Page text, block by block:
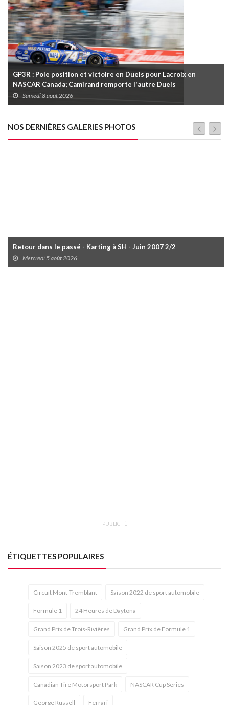
GP3R : Pole position et victoire en Duels pour Lacroix en
NASCAR Canada; Camirand remporte l'autre Duels
Samedi 8 août 2026
NOS DERNIÈRES GALERIES PHOTOS
Retour dans le passé - Karting à SH - Juin 2007 2/2
Mercredi 5 août 2026
PUBLICITÉ
ÉTIQUETTES POPULAIRES
Circuit Mont-Tremblant Saison 2022 de sport automobile
Formule 1 24 Heures de Daytona
Grand Prix de Trois-Rivières Grand Prix de Formule 1
Saison 2025 de sport automobile
Saison 2023 de sport automobile
Canadian Tire Motorsport Park NASCAR Cup Series
George Russell Ferrari